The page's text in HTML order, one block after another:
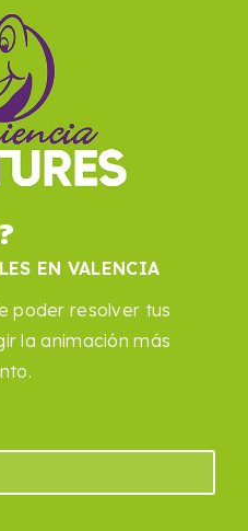
EN VALENCIA
poder resolver tus
la animación más